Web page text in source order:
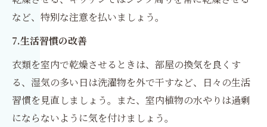
など、特別な注意を払いましょう。
7.生活習慣の改善
衣類を室内で乾燥させるときは、部屋の換気を良くす
る、湿気の多い日は洗濯物を外で干すなど、日々の生活
習慣を見直しましょう。また、室内植物の水やりは過剰
にならないように気を付けましょう。